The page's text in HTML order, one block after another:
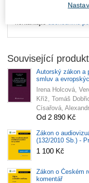
kontaktujte obchodního
Související
Autorský zákon a
smluv a
Irena Holcová,
Kříž, Tomáš
Císařová,
Od 2 890 Kč
Zákon o
(132/2010 Sb.) -
1 100 Kč
Zákon o Českém
komentář